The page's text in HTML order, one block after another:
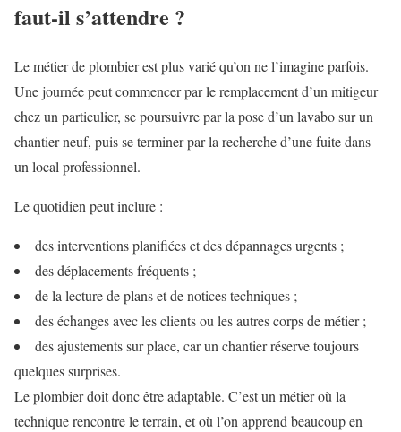
faut-il s’attendre ?
Le métier de plombier est plus varié qu’on ne l’imagine parfois.
Une journée peut commencer par le remplacement d’un mitigeur
chez un particulier, se poursuivre par la pose d’un lavabo sur un
chantier neuf, puis se terminer par la recherche d’une fuite dans
un local professionnel.
Le quotidien peut inclure :
des interventions planifiées et des dépannages urgents ;
des déplacements fréquents ;
de la lecture de plans et de notices techniques ;
des échanges avec les clients ou les autres corps de métier ;
des ajustements sur place, car un chantier réserve toujours
quelques surprises.
Le plombier doit donc être adaptable. C’est un métier où la
technique rencontre le terrain, et où l’on apprend beaucoup en